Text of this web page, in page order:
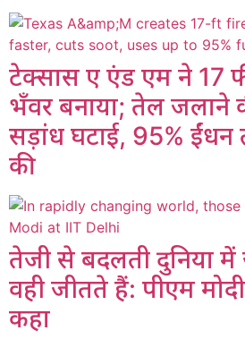
टेक्सास ए एंड एम ने 17
भँवर बनाया; तेल जलाने
सड़ांध घटाई, 95%
की
तेजी से बदलती दुनिया
वही जीतते हैं: पीएम
कहा